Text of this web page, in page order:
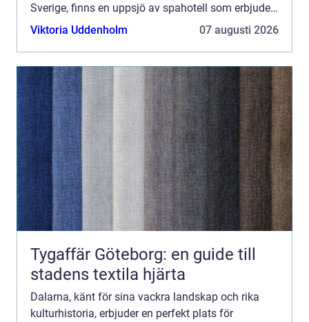
Sverige, finns en uppsjö av spahotell som erbjuder
en tillflykt fr&a...
Viktoria Uddenholm 07 augusti 2026
Tygaffär Göteborg: en guide till
stadens textila hjärta
Dalarna, känt för sina vackra landskap och rika
kulturhistoria, erbjuder en perfekt plats för